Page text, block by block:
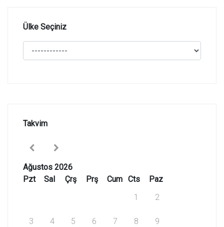
Ülke Seçiniz
Takvim
Ağustos 2026
Pzt
Sal Çrş Prş Cum Cts
Paz
1
2
3 4 5 6 7 8 9